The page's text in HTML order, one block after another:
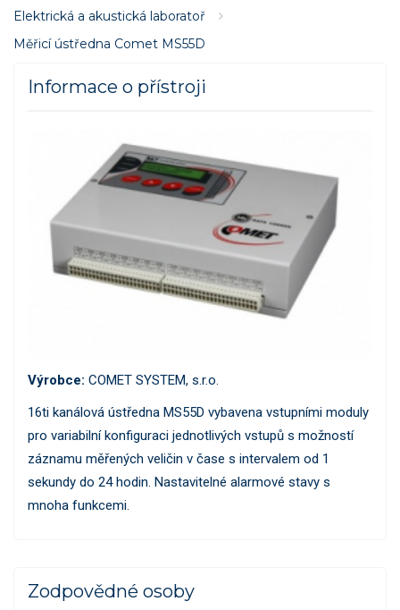
Elektrická a akustická laboratoř
Měřicí ústředna Comet MS55D
Informace o přístroji
Výrobce: COMET SYSTEM, s.r.o.
16ti kanálová ústředna MS55D vybavena vstupními moduly
pro variabilní konfiguraci jednotlivých vstupů s možností
záznamu měřených veličin v čase s intervalem od 1
sekundy do 24 hodin. Nastavitelné alarmové stavy s
mnoha funkcemi.
Zodpovědné osoby